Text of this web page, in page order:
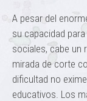
A pesar del
su capacidad
sociales, cabe un
mirada de corte
dificultad no
educativos. Los